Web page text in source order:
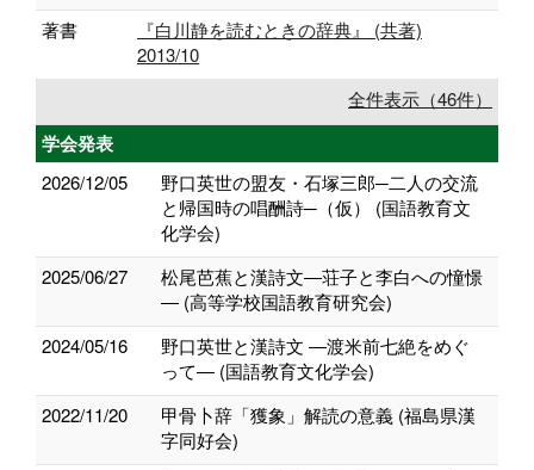
著書
『白川静を読むときの辞典』 (共著)
2013/10
全件表示（46件）
学会発表
2026/12/05
野口英世の盟友・石塚三郎─二人の交流
と帰国時の唱酬詩─（仮） (国語教育文
化学会)
2025/06/27
松尾芭蕉と漢詩文―荘子と李白への憧憬
― (高等学校国語教育研究会)
2024/05/16
野口英世と漢詩文 ―渡米前七絶をめぐ
って― (国語教育文化学会)
2022/11/20
甲骨卜辞「獲象」解読の意義 (福島県漢
字同好会)